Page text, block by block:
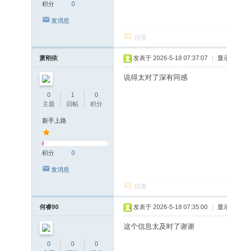
积分 0
发消息
回复
萧刚依
0
主题
1
回帖
0
积分
新手上路
积分 0
发消息
发表于 2026-5-18 07:37:07 显
说得太对了深有同感
回复
何睿90
0
0
0
发表于 2026-5-18 07:35:00 显
这个信息太及时了谢谢